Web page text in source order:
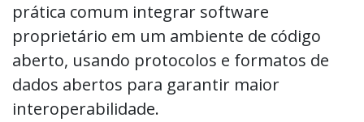
prática comum integrar software
proprietário em um ambiente de código
aberto, usando protocolos e formatos de
dados abertos para garantir maior
interoperabilidade.